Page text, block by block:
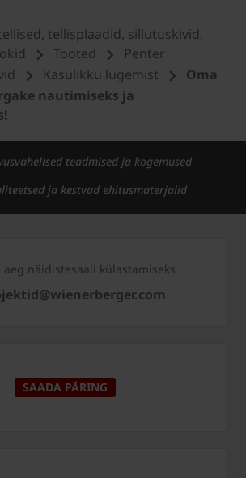
tellisplaadid, sillutuskivid,
Tooted
Penter
Kasulikku lugemist
Oma
nautimiseks ja
teadmised ja kogemused
ja kestvad ehitusmaterjalid
aeg näidistesaali külastamiseks
SAADA PÄRING